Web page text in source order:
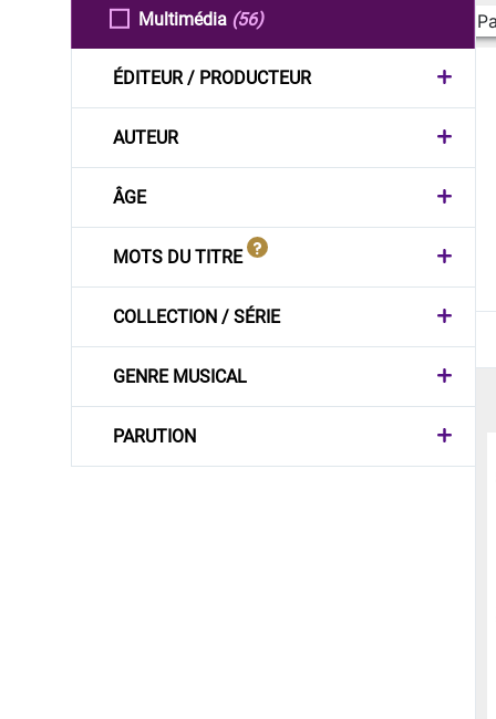
Multimédia (56)
ÉDITEUR / PRODUCTEUR
AUTEUR
ÂGE
MOTS DU TITRE
COLLECTION / SÉRIE
GENRE MUSICAL
PARUTION